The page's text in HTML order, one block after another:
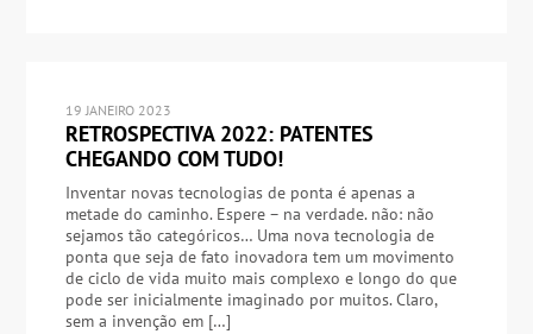
19 JANEIRO 2023
RETROSPECTIVA 2022: PATENTES
CHEGANDO COM TUDO!
Inventar novas tecnologias de ponta é apenas a
metade do caminho. Espere – na verdade. não: não
sejamos tão categóricos… Uma nova tecnologia de
ponta que seja de fato inovadora tem um movimento
de ciclo de vida muito mais complexo e longo do que
pode ser inicialmente imaginado por muitos. Claro,
sem a invenção em […]